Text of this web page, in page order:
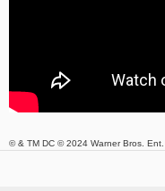
© & TM DC © 2024 Warner Bros. Ent.